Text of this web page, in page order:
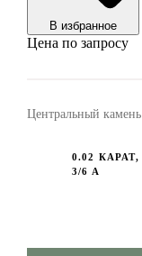
В избранноe
Цена по запросу
Центральный камень
0.02 КАРАТ,
3/6 А